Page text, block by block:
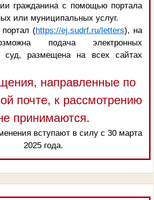
гражданина с помощью портала
или муниципальных услуг.
(https://ej.sudrf.ru/letters), на
подача электронных
размещена на всех сайтах
направленные по
почте, к рассмотрению
принимаются.
вступают в силу с 30 марта
2025 года.